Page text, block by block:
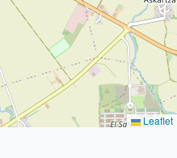
Leaflet